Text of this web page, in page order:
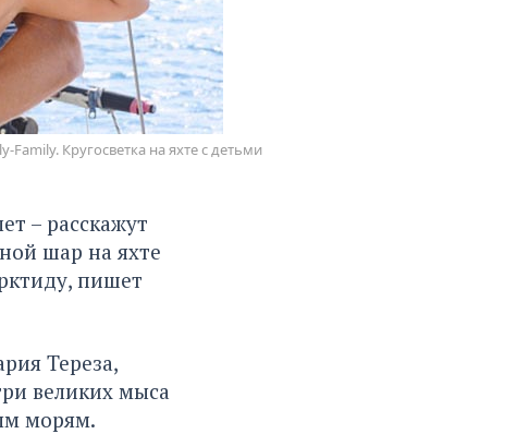
Family. Кругосветка на яхте с детьми
– расскажут
шар на яхте
пишет
Тереза,
великих мыса
морям.